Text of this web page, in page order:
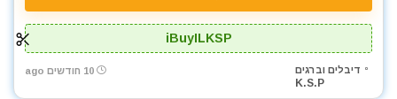
iBuyILKSP
דיבלים וברגים
K.S.P
10 חודשים ago